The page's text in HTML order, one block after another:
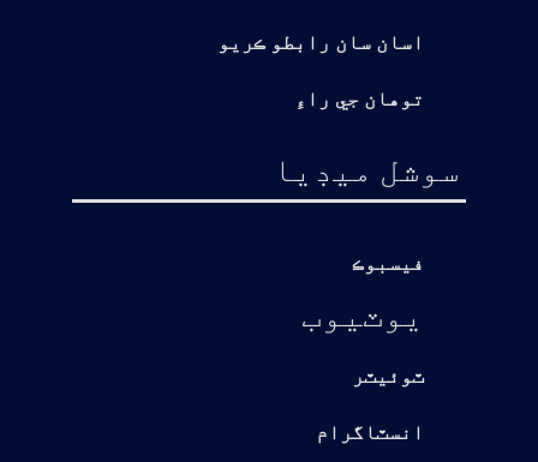
اسان سان رابطو ڪريو
توهان جي راءِ
سوشل ميڊيا
فيسبوڪ
يوٽيوب
ٽوئيٽر
انسٽاگرام